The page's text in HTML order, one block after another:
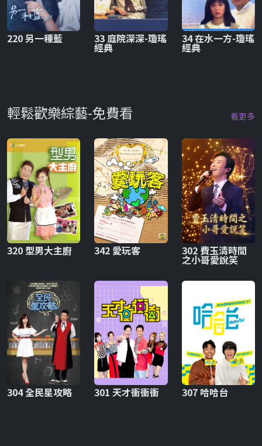
220 另一種藍 33 庭院深深-瓊瑤
經典
34 在水一方-瓊瑤
經典
輕鬆歡樂綜藝-免費看 看更多
320 型男大主廚 342 愛玩客 302 費玉清時間
之小哥愛說笑
304 全民星攻略 301 天才衝衝衝 307 哈哈台